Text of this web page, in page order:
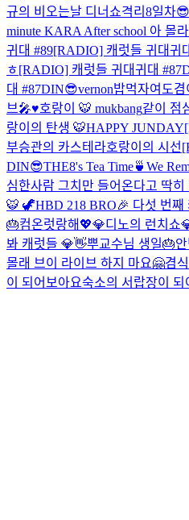
규의 비오는날 디너쇼격리8일차😎
minute KARA After school 아 몰
귀대 #89[RADIO] 캐럿들 귀대귀
ㅎ[RADIO] 캐럿들 귀대귀대
대 #87DIN😎vernon밥먹자여 도
브🎤♥️호랑이 🐯 mukbang같이 점
랑이의 탄생 🐯HAPPY JUNDAY
부승관의 카스테라호랑이의 시선
DIN😎THE8's Tea Time🍵 We
심한사람 그치만 들어온다고 딱
🐯 🦖HBD 218 BRO🎉 다섯 번째
🎂컴온럿랑해💖💎디노의 런치쇼
봐 캐럿들 💎👋뿌교수님 생일🎂
몰래 브이 라이브 하지 마요🤗겸
이 되어보아요숙소의 서랍장이 되